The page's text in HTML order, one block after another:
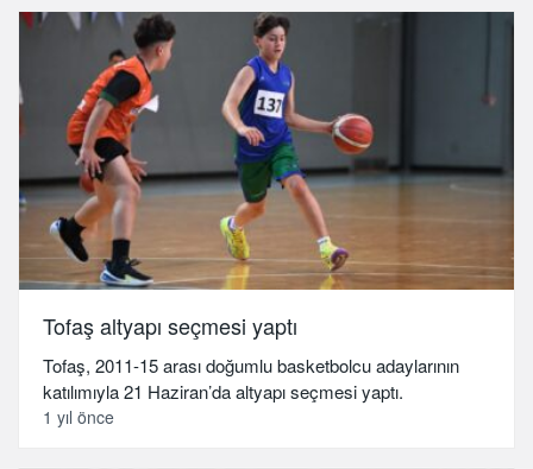
Tofaş altyapı seçmesi yaptı
Tofaş, 2011-15 arası doğumlu basketbolcu adaylarının
katılımıyla 21 Haziran’da altyapı seçmesi yaptı.
1 yıl önce